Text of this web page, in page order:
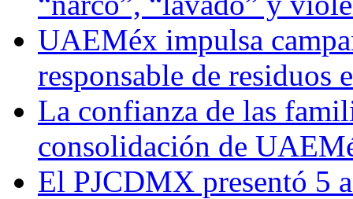
UAEMéx impulsa
responsable de residuos
La confianza de las
consolidación de
El PJCDMX presentó 5